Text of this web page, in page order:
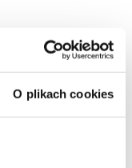
O plikach cookies